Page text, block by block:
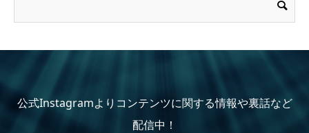
公式Instagramよりコンテンツに関する情報や裏話など
配信中！